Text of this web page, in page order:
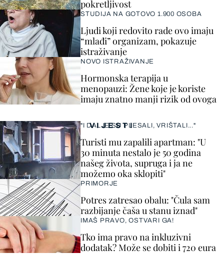
VIJESTI
"I DALJE SU PLESALI, VRIŠTALI..."
Turisti mu zapalili apartman: "U
30 minuta nestalo je 50 godina
našeg života, supruga i ja ne
možemo oka sklopiti"
PRIMORJE
Potres zatresao obalu: "Čula sam
razbijanje čaša u stanu iznad"
IMAŠ PRAVO, OSTVARI GA!
Tko ima pravo na inkluzivni
dodatak? Može se dobiti i 720 eura
pokretljivost
STUDIJA NA GOTOVO 1.900 OSOBA
Ljudi koji redovito rade ovo imaju
“mlađi” organizam, pokazuje
istraživanje
NOVO ISTRAŽIVANJE
Hormonska terapija u
menopauzi: Žene koje je koriste
imaju znatno manji rizik od ovoga